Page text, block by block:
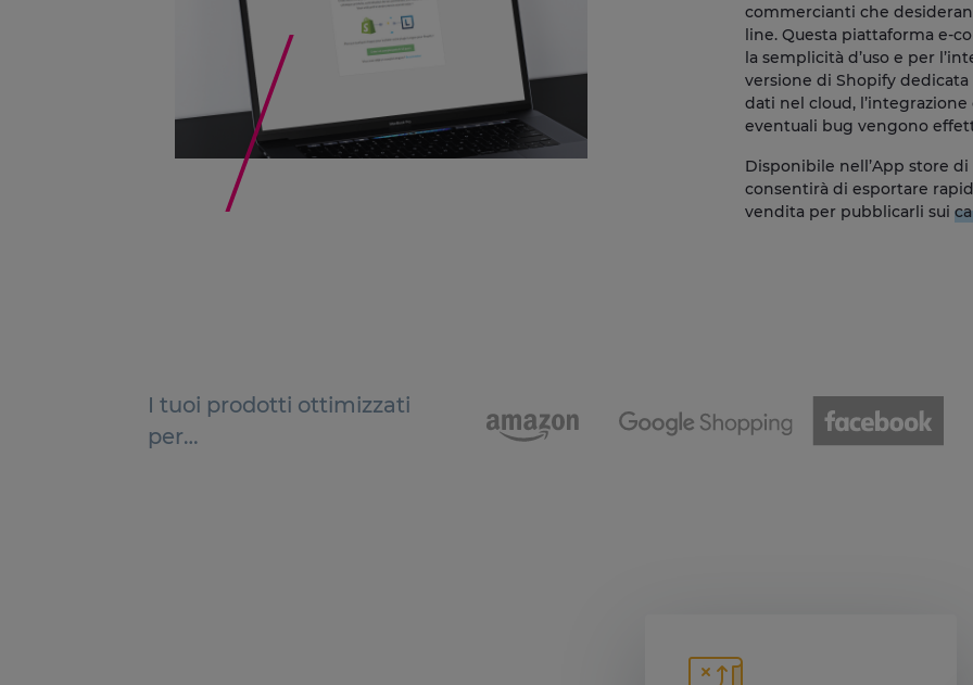
commercianti che
line. Questa piattaforma e-
la semplicità d’uso e per
versione di Shopify dedicata
dati nel cloud,
eventuali bug vengono
Disponibile nell’App store
consentirà di esportare
vendita per pubblicarli sui
I tuoi prodotti ottimizzati
per…